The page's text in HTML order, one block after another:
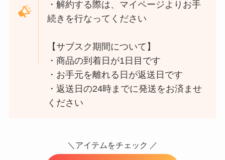
・解約する際は、マイページよりお手
続きを行なってください
【サブスク期間について】
・商品の到着日が1日目です
・お手元を離れる日が返送日です
・返送日の24時までに発送をお済ませ
ください
＼アイテムをチェック ／